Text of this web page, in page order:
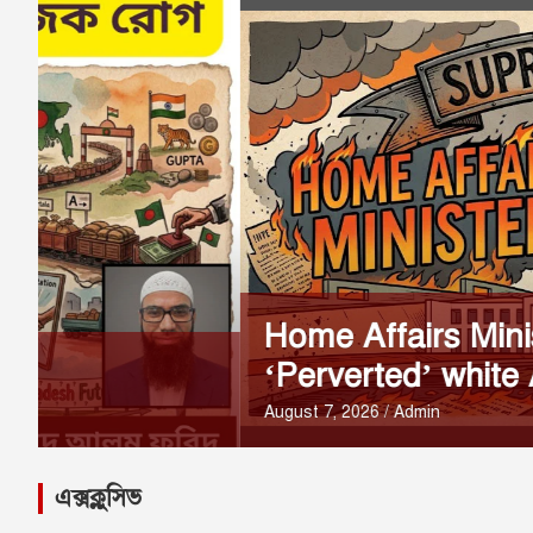
Home Affairs Minister Torches
‘Perverted’ white Australia
August 7, 2026 Admin
এক্সক্লুসিভ